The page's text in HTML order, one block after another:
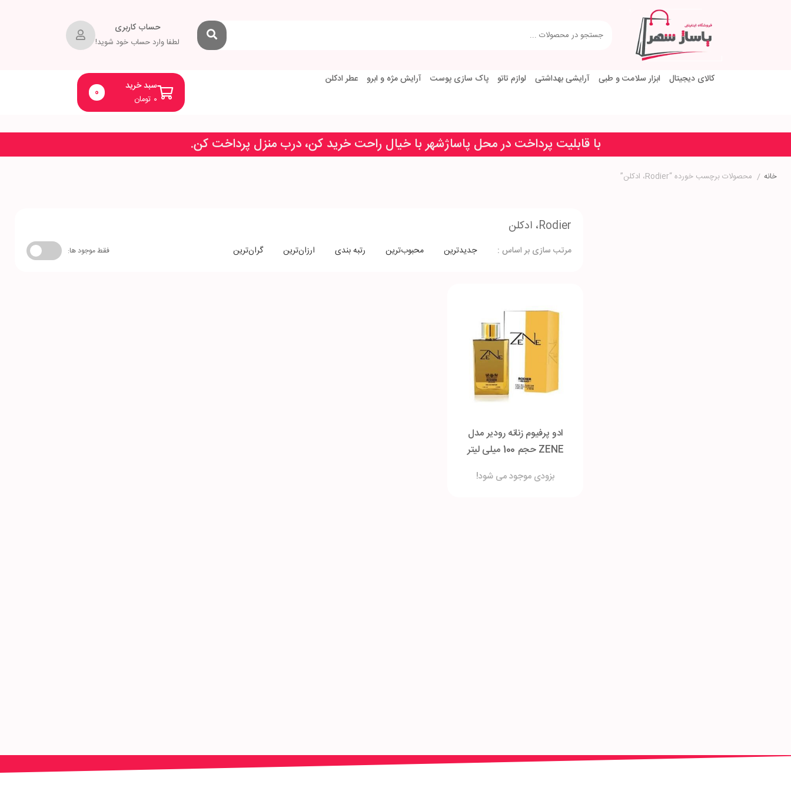
حساب کاربری
لطفا وارد حساب خود شوید!
کالای دیجیتال ابزار سلامت و طبی آرایشی بهداشتی لوازم تاتو پاک سازی پوست آرایش مژه و ابرو عطر ادکلن سبد خرید
تومان ۰ 0
با قابلیت پرداخت در محل پاساژشهر با خیال راحت خرید کن، درب منزل پرداخت کن.
خانه / محصولات برچسب خورده “Rodier، ادکلن”
Rodier، ادکلن
مرتب سازی بر اساس : جدیدترین محبوب‌ترین رتبه بندی ارزان‌ترین گران‌ترین فقط موجود ها:
ادو پرفیوم زنانه رودیر مدل
ZENE حجم 100 میلی لیتر
بزودی موجود می شود!